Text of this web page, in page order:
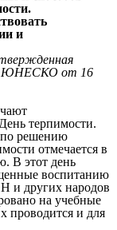
и
ЮНЕСКО от 16
терпимости.
по решению
отмечается в
В этот день
воспитанию
и других народов
на учебные
проводится и для